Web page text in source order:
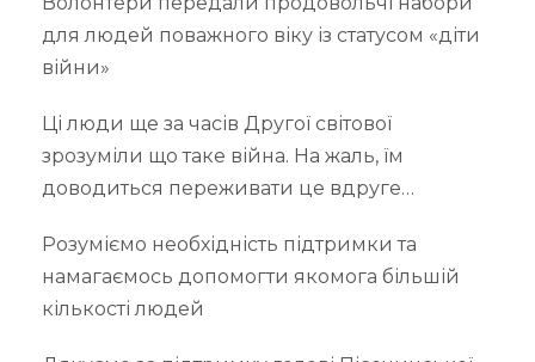
для людей поважного віку із статусом «діти
війни»
Ці люди ще за часів Другої світової
зрозуміли що таке війна. На жаль, їм
доводиться переживати це вдруге…
Розуміємо необхідність підтримки та
намагаємось допомогти якомога більшій
кількості людей